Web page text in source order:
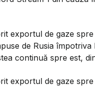
exportul de gaze
de Rusia
continuă spre est,
exportul de gaze